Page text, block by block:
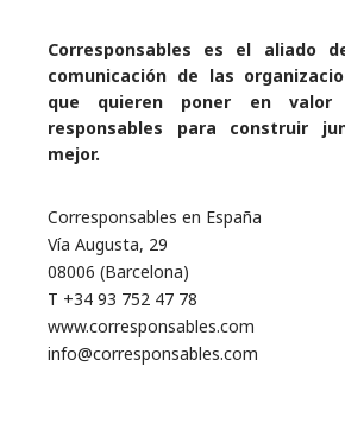
Corresponsables es el aliado
comunicación de las
que quieren poner en valor
responsables para construir
mejor.
Corresponsables en España
Vía Augusta, 29
08006 (Barcelona)
T +34 93 752 47 78
www.corresponsables.com
info@corresponsables.com